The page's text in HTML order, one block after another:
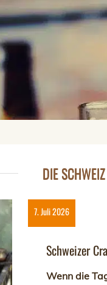
DIE
7. Juli 2026
Schweizer
Wenn die